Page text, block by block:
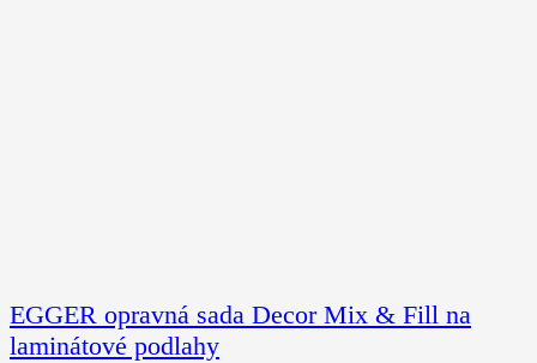
EGGER opravná sada Decor Mix & Fill na
laminátové podlahy